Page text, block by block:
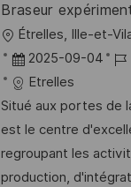
n
g
r
ö
f
f
e
n
t
Braseur
O
r
t
Étrelles, Ille-et-
D
a
t
u
m
d
2025-09-04
J
b
-
I
D
Etrelles
Situé aux portes de
est le centre
regroupant les
production,